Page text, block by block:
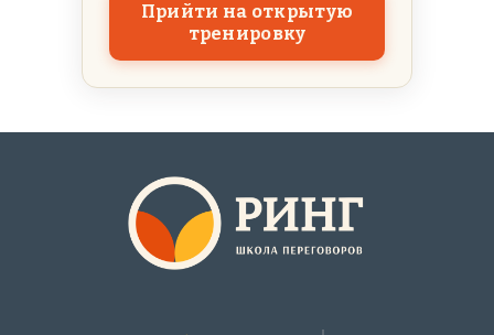
Прийти на открытую
тренировку